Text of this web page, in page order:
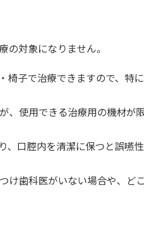
対象になりません。
椅子で治療できますので、特
、使用できる治療用の機材が
、口腔内を清潔に保つと誤嚥
け歯科医がいない場合や、ど